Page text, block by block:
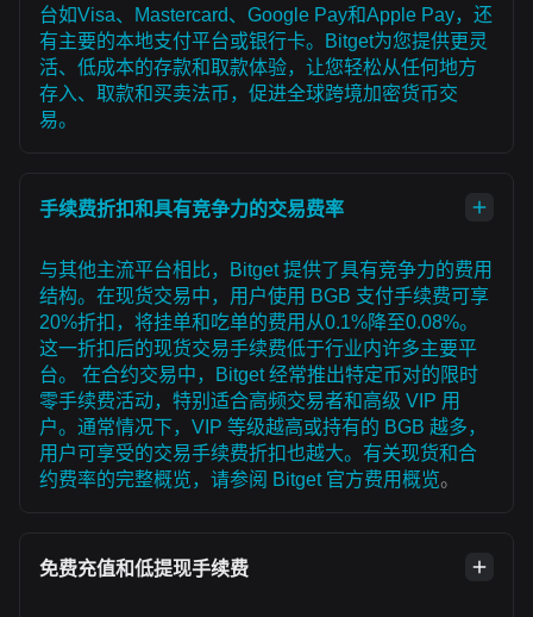
台如Visa、Mastercard、Google Pay和Apple Pay，还
有主要的本地支付平台或银行卡。Bitget为您提供更灵
活、低成本的存款和取款体验，让您轻松从任何地方
存入、取款和买卖法币，促进全球跨境加密货币交
易。
手续费折扣和具有竞争力的交易费率
与其他主流平台相比，Bitget 提供了具有竞争力的费用
结构。在现货交易中，用户使用 BGB 支付手续费可享
20%折扣，将挂单和吃单的费用从0.1%降至0.08%。
这一折扣后的现货交易手续费低于行业内许多主要平
台。 在合约交易中，Bitget 经常推出特定币对的限时
零手续费活动，特别适合高频交易者和高级 VIP 用
户。通常情况下，VIP 等级越高或持有的 BGB 越多，
用户可享受的交易手续费折扣也越大。有关现货和合
约费率的完整概览，请参阅 Bitget 官方费用概览。
免费充值和低提现手续费